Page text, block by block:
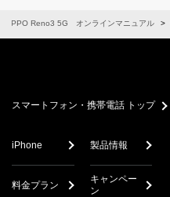
OPPO Reno3 5G オンラインマニュアル
スマートフォン・携帯電話 トップ
iPhone 製品情報
料金プラン
キャンペー
ン